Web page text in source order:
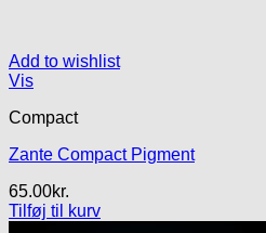
Add to wishlist
Vis
Compact
Zante Compact Pigment
65.00kr.
Tilføj til kurv